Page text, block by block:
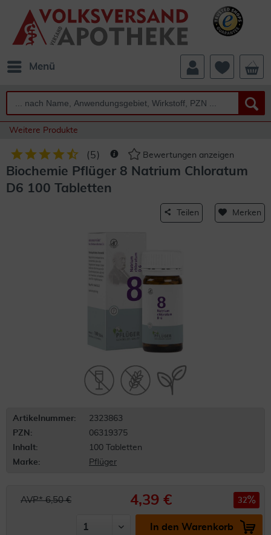
Menü
Weitere Produkte
(5) Bewertungen anzeigen
Biochemie Pflüger 8 Natrium Chloratum
D6 100 Tabletten
Teilen Merken
Artikelnummer:
2323863
PZN:
06319375
Inhalt:
100 Tabletten
Marke:
Pflüger
AVP* 6,50 € 4,39 € 32
In den Warenkorb